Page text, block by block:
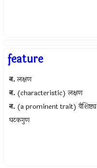
feature
न. लक्षण
न. (characteristic) लक्षण
न. (a prominent trait) वैशिष्ट्य
घटकगुण